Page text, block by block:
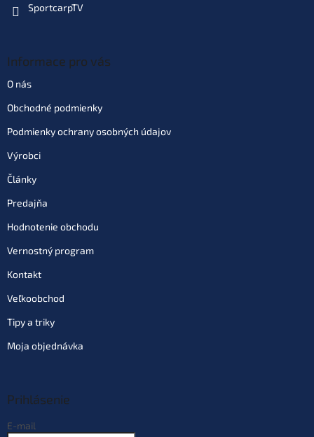
SportcarpTV
Informace pro vás
O nás
Obchodné podmienky
Podmienky ochrany osobných údajov
Výrobci
Články
Predajňa
Hodnotenie obchodu
Vernostný program
Kontakt
Veľkoobchod
Tipy a triky
Moja objednávka
Prihlásenie
E-mail